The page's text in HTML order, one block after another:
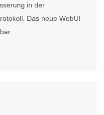
in der
Das neue WebUI